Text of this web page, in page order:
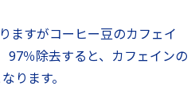
ますがコーヒー豆のカフェイ
97％除去すると、カフェインの
ります。